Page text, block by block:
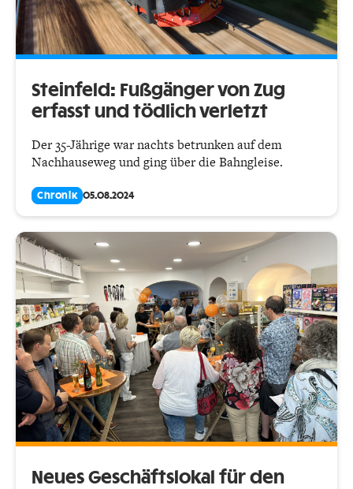
Steinfeld: Fußgänger von Zug
erfasst und tödlich verletzt
Der 35-Jährige war nachts betrunken auf dem
Nachhauseweg und ging über die Bahngleise.
Chronik 05.08.2024
Neues Geschäftslokal für den